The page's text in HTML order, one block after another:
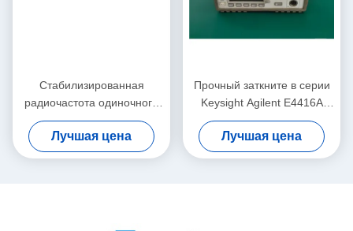
Стабилизированная
радиочастота одиночного
канала метра силы N1914A
Agilent
Лучшая цена
Прочный заткните в серии
Keysight Agilent E4416A
EPM p метра силы RF
Лучшая цена